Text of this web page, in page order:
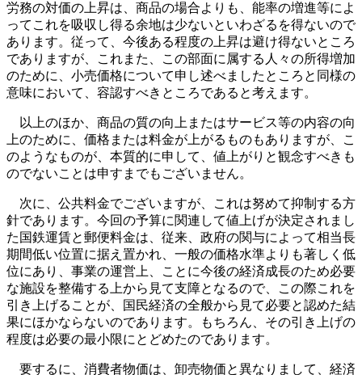
労務の対価の上昇は、商品の場合よりも、能率の増進等によ
ってこれを吸収し得る余地は少ないといわざるを得ないので
あります。従って、今後ある程度の上昇は避け得ないところ
でありますが、これまた、この部面に属する人々の所得増加
のために、小売価格について申し述べましたところと同様の
意味において、容認すべきところであると考えます。
以上のほか、商品の質の向上またはサービス等の内容の向
上のために、価格または料金が上がるものもありますが、こ
のようなものが、本質的に申して、値上がりと観念すべきも
のでないことは申すまでもございません。
次に、公共料金でございますが、これは努めて抑制する方
針であります。今回の予算に関連して値上げが決定されまし
た国鉄運賃と郵便料金は、従来、政府の関与によって相当長
期間低い位置に据え置かれ、一般の価格水準よりも著しく低
位にあり、事業の運営上、ことに今後の経済成長のため必要
な施設を整備する上から見て支障となるので、この際これを
引き上げることが、国民経済の全般から見て必要と認めた結
果にほかならないのであります。もちろん、その引き上げの
程度は必要の最小限にとどめたのであります。
要するに、消費者物価は、卸売物価と異なりまして、経済